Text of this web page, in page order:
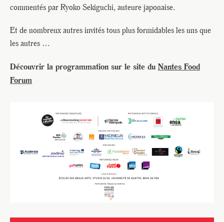
commentés par Ryoko Sekiguchi, auteure japonaise.
Et de nombreux autres invités tous plus formidables les uns que
les autres …
Découvrir la programmation sur le site du Nantes Food
Forum